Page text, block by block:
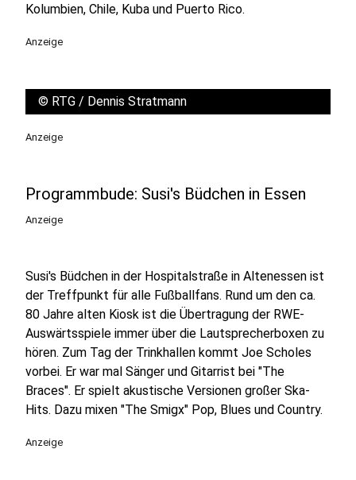
Kolumbien, Chile, Kuba und Puerto Rico.
Anzeige
© RTG / Dennis Stratmann
Anzeige
Programmbude: Susi's Büdchen in Essen
Anzeige
Susi's Büdchen in der Hospitalstraße in Altenessen ist
der Treffpunkt für alle Fußballfans. Rund um den ca.
80 Jahre alten Kiosk ist die Übertragung der RWE-
Auswärtsspiele immer über die Lautsprecherboxen zu
hören. Zum Tag der Trinkhallen kommt Joe Scholes
vorbei. Er war mal Sänger und Gitarrist bei "The
Braces". Er spielt akustische Versionen großer Ska-
Hits. Dazu mixen "The Smigx" Pop, Blues und Country.
Anzeige